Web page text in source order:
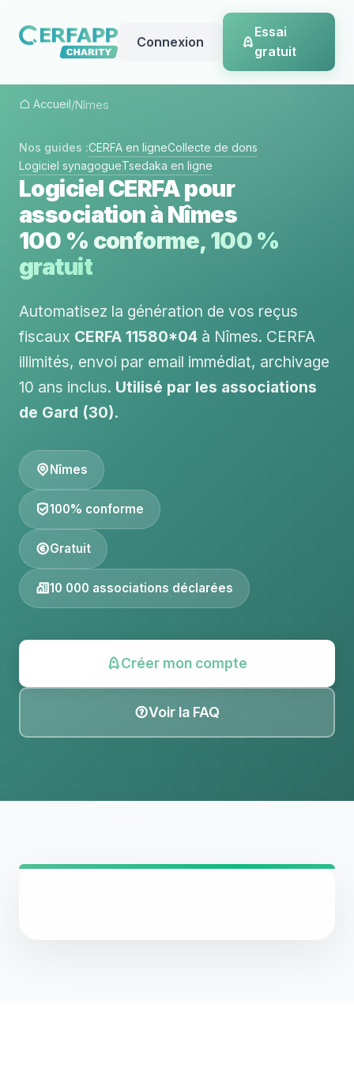
Connexion
Essai
gratuit
Accueil/Nîmes
Nos guides :CERFA en ligneCollecte de dons
Logiciel synagogueTsedaka en ligne
Logiciel CERFA pour
association à Nîmes
100 % conforme, 100 %
gratuit
Automatisez la génération de vos reçus
fiscaux CERFA 11580*04 à Nîmes. CERFA
illimités, envoi par email immédiat, archivage
10 ans inclus. Utilisé par les associations
de Gard (30).
Nîmes
100% conforme
Gratuit
10 000 associations déclarées
Créer mon compte
Voir la FAQ